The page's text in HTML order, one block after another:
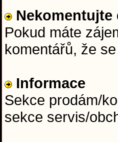
Nekomentujte
Pokud máte
komentářů, že
Informace
Sekce prodám/
sekce servis/